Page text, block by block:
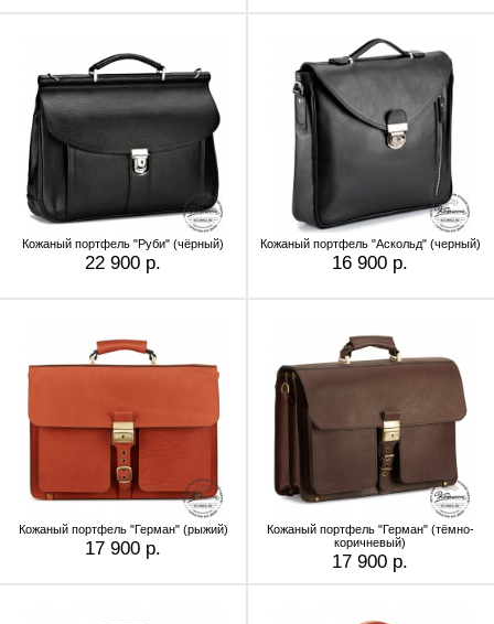
Кожаный портфель "Руби" (чёрный)
22 900 р.
Кожаный портфель "Аскольд" (черный)
16 900 р.
Кожаный портфель "Герман" (рыжий)
17 900 р.
Кожаный портфель "Герман" (тёмно-
коричневый)
17 900 р.